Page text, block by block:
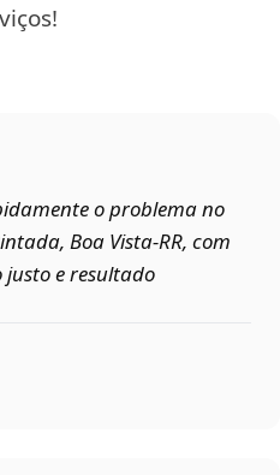
o problema no
Boa Vista‑RR, com
e resultado